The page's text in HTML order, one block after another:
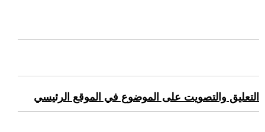
التعليق والتصويت على الموضوع في الموقع الرئيسي